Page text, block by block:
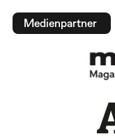
Medienpartner